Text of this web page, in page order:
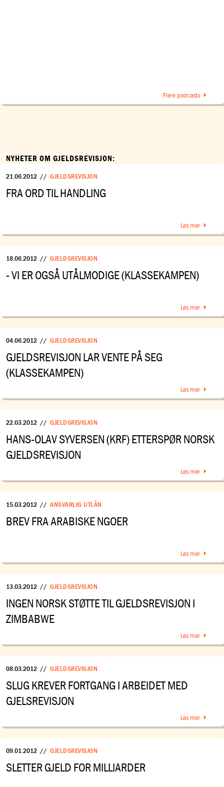
Flere podcasts
NYHETER OM GJELDSREVISJON:
21.06.2012 // GJELDSREVISJON
FRA ORD TIL HANDLING
Les mer
18.06.2012 // GJELDSREVISJON
- VI ER OGSÅ UTÅLMODIGE (KLASSEKAMPEN)
Les mer
04.06.2012 // GJELDSREVISJON
GJELDSREVISJON LAR VENTE PÅ SEG
(KLASSEKAMPEN)
Les mer
22.03.2012 // GJELDSREVISJON
HANS-OLAV SYVERSEN (KRF) ETTERSPØR NORSK
GJELDSREVISJON
Les mer
15.03.2012 // ANSVARLIG UTLÅN
BREV FRA ARABISKE NGOER
Les mer
13.03.2012 // GJELDSREVISJON
INGEN NORSK STØTTE TIL GJELDSREVISJON I
ZIMBABWE
Les mer
08.03.2012 // GJELDSREVISJON
SLUG KREVER FORTGANG I ARBEIDET MED
GJELSREVISJON
Les mer
09.01.2012 // GJELDSREVISJON
SLETTER GJELD FOR MILLIARDER